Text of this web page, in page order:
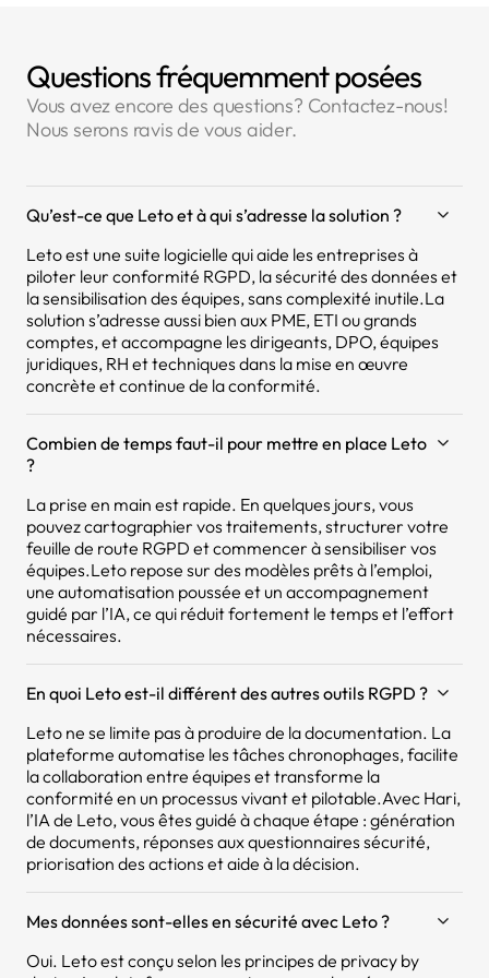
Questions fréquemment posées
Vous avez encore des questions? Contactez-nous!
Nous serons ravis de vous aider.
Qu’est-ce que Leto et à qui s’adresse la solution ?
Leto est une suite logicielle qui aide les entreprises à
piloter leur conformité RGPD, la sécurité des données et
la sensibilisation des équipes, sans complexité inutile.La
solution s’adresse aussi bien aux PME, ETI ou grands
comptes, et accompagne les dirigeants, DPO, équipes
juridiques, RH et techniques dans la mise en œuvre
concrète et continue de la conformité.
Combien de temps faut-il pour mettre en place Leto
?
La prise en main est rapide. En quelques jours, vous
pouvez cartographier vos traitements, structurer votre
feuille de route RGPD et commencer à sensibiliser vos
équipes.Leto repose sur des modèles prêts à l’emploi,
une automatisation poussée et un accompagnement
guidé par l’IA, ce qui réduit fortement le temps et l’effort
nécessaires.
En quoi Leto est-il différent des autres outils RGPD ?
Leto ne se limite pas à produire de la documentation. La
plateforme automatise les tâches chronophages, facilite
la collaboration entre équipes et transforme la
conformité en un processus vivant et pilotable.Avec Hari,
l’IA de Leto, vous êtes guidé à chaque étape : génération
de documents, réponses aux questionnaires sécurité,
priorisation des actions et aide à la décision.
Mes données sont-elles en sécurité avec Leto ?
Oui. Leto est conçu selon les principes de privacy by